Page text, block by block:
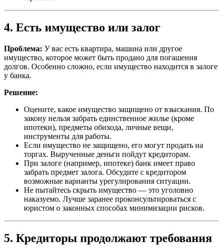
4. Есть имущество или залог
Проблема: У вас есть квартира, машина или другое
имущество, которое может быть продано для погашения
долгов. Особенно сложно, если имущество находится в залоге
у банка.
Решение:
Оцените, какое имущество защищено от взыскания. По
закону нельзя забрать единственное жилье (кроме
ипотеки), предметы обихода, личные вещи,
инструменты для работы.
Если имущество не защищено, его могут продать на
торгах. Вырученные деньги пойдут кредиторам.
При залоге (например, ипотеке) банк имеет право
забрать предмет залога. Обсудите с кредитором
возможные варианты урегулирования ситуации.
Не пытайтесь скрыть имущество — это уголовно
наказуемо. Лучше заранее проконсультироваться с
юристом о законных способах минимизации рисков.
5. Кредиторы продолжают требования